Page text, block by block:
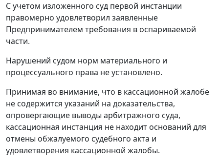
С учетом изложенного суд первой инстанции
правомерно удовлетворил заявленные
Предпринимателем требования в оспариваемой
части.
Нарушений судом норм материального и
процессуального права не установлено.
Принимая во внимание, что в кассационной жалобе
не содержится указаний на доказательства,
опровергающие выводы арбитражного суда,
кассационная инстанция не находит оснований для
отмены обжалуемого судебного акта и
удовлетворения кассационной жалобы.